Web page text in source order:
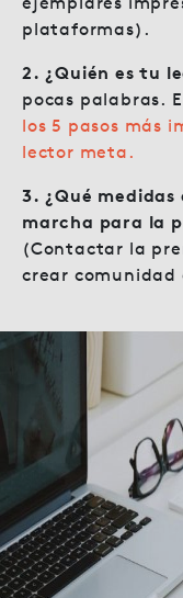
plataformas).
2. ¿Quién es tu
pocas palabras.
los 5 pasos más
lector meta.
3. ¿Qué
marcha para la
(Contactar la
crear comunidad